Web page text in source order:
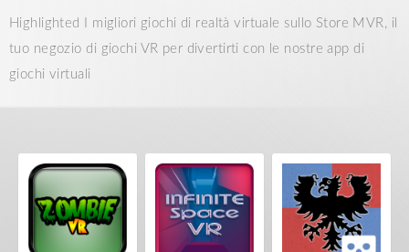
Highlighted I migliori giochi di realtà virtuale sullo Store MVR, il
tuo negozio di giochi VR per divertirti con le nostre app di
giochi virtuali